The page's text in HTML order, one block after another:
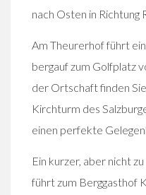
nach Osten in Richtung
Am Theurerhof führt
bergauf zum Golfplatz
der Ortschaft finden
Kirchturm des
einen perfekte
Ein kurzer, aber nicht
führt zum Berggasthof